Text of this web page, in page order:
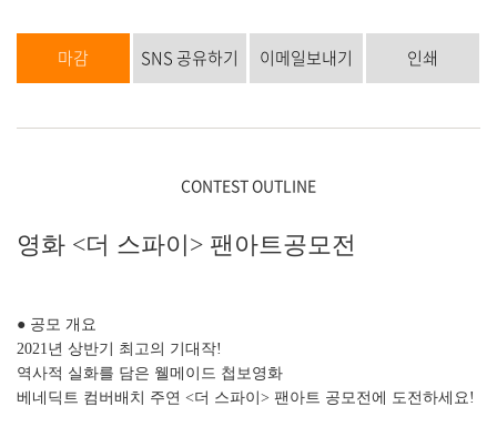
마감 SNS 공유하기 이메일보내기 인쇄
CONTEST OUTLINE
영화 <더 스파이> 팬아트공모전
● 공모 개요
2021년 상반기 최고의 기대작!
역사적 실화를 담은 웰메이드 첩보영화
베네딕트 컴버배치 주연 <더 스파이> 팬아트 공모전에 도전하세요!